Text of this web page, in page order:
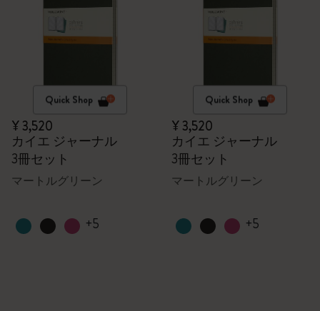
Quick Shop
¥ 3,520
カイエ ジャーナル
3冊セット
マートルグリーン
+5
Quick Shop
¥ 3,520
カイエ ジャーナル
3冊セット
マートルグリーン
+5